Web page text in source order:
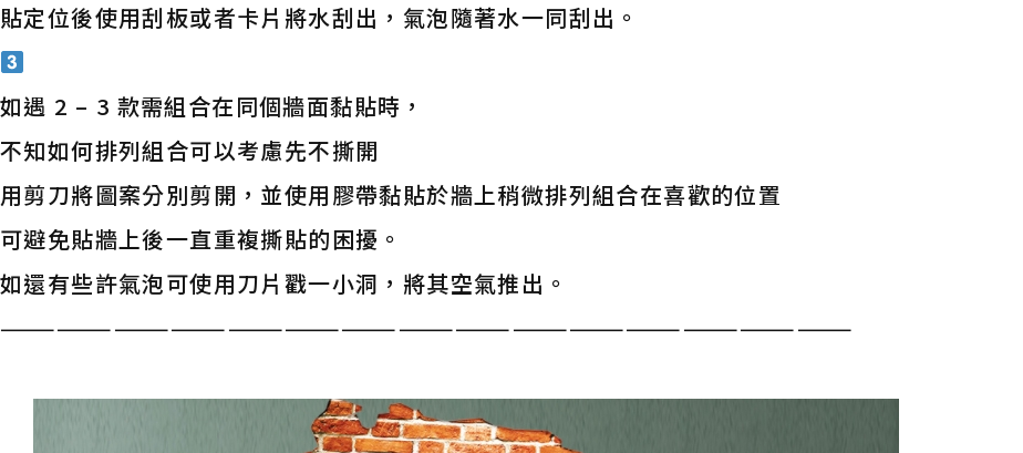
貼定位後使用刮板或者卡片將水刮出，氣泡隨著水一同刮出。
如遇 2 – 3 款需組合在同個牆面黏貼時，
不知如何排列組合可以考慮先不撕開
用剪刀將圖案分別剪開，並使用膠帶黏貼於牆上稍微排列組合在喜歡的位置
可避免貼牆上後一直重複撕貼的困擾。
如還有些許氣泡可使用刀片戳一小洞，將其空氣推出。
—————————————————————————————————————————————